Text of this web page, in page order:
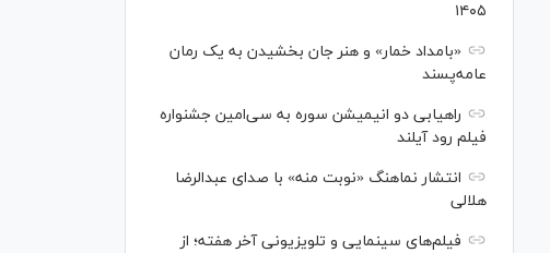
۱۴۰۵
«بامداد خمار» و هنر جان بخشیدن به یک رمان
عامه‌پسند
راهیابی دو انیمیشن سوره به سی‌امین جشنواره
فیلم رود آیلند
انتشار نماهنگ «نوبت منه» با صدای عبدالرضا
هلالی
فیلم‌های سینمایی و تلویزیونی آخر هفته؛ از